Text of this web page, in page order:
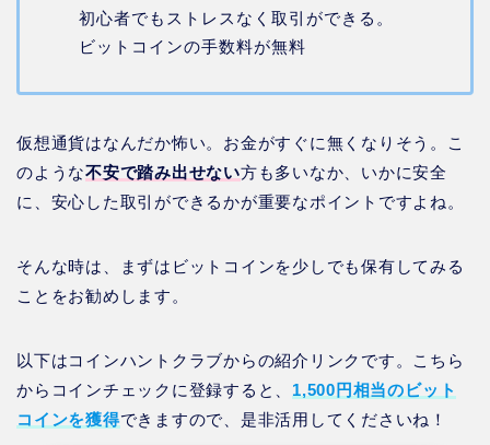
初心者でもストレスなく取引ができる。
ビットコインの手数料が無料
仮想通貨はなんだか怖い。お金がすぐに無くなりそう。こ
のような不安で踏み出せない方も多いなか、いかに安全
に、安心した取引ができるかが重要なポイントですよね。
そんな時は、まずはビットコインを少しでも保有してみる
ことをお勧めします。
以下はコインハントクラブからの紹介リンクです。こちら
からコインチェックに登録すると、 1,500円相当のビット
コインを獲得できますので、是非活用してくださいね！